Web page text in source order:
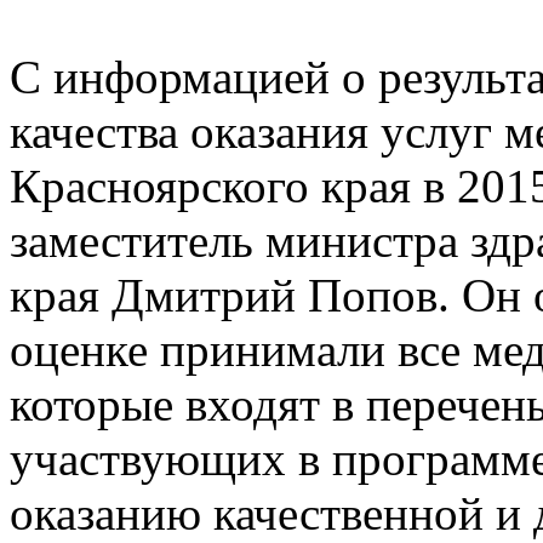
С информацией о
качества оказания услуг
Красноярского края в
заместитель министра
края Дмитрий Попов. Он
оценке принимали все
которые входят в
участвующих в
оказанию качественной